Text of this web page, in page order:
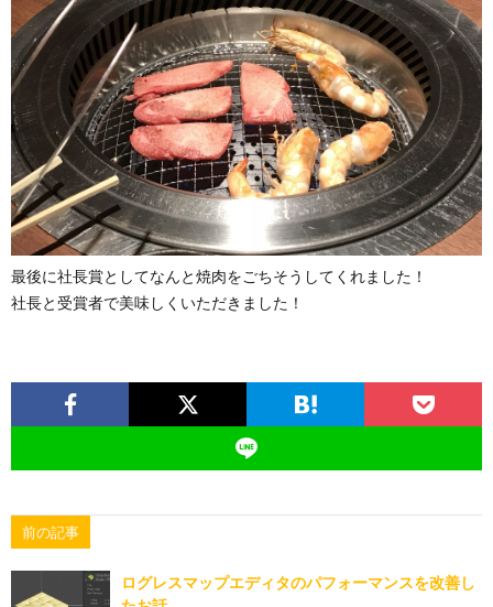
最後に社長賞としてなんと焼肉をごちそうしてくれました！
社長と受賞者で美味しくいただきました！
前の記事
ログレスマップエディタのパフォーマンスを改善し